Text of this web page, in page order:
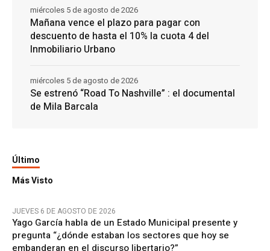
Mañana vence el plazo para pagar con
descuento de hasta el 10% la cuota 4 del
Inmobiliario Urbano
miércoles 5 de agosto de 2026
Se estrenó “Road To Nashville” : el documental
de Mila Barcala
miércoles 5 de agosto de 2026
Último
Más Visto
JUEVES 6 DE AGOSTO DE 2026
Yago García habla de un Estado Municipal presente y
pregunta “¿dónde estaban los sectores que hoy se
embanderan en el discurso libertario?”